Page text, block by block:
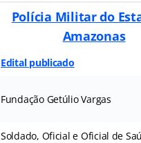
Polícia Militar do
Amazonas
Edital publicado
Fundação Getúlio Vargas
Soldado, Oficial e Oficial de